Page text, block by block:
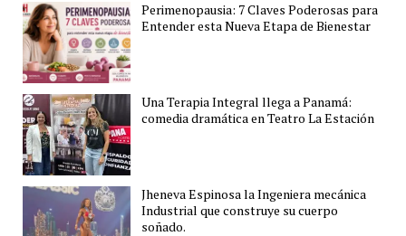
Perimenopausia: 7 Claves Poderosas para
Entender esta Nueva Etapa de Bienestar
Una Terapia Integral llega a Panamá:
comedia dramática en Teatro La Estación
Jheneva Espinosa la Ingeniera mecánica
Industrial que construye su cuerpo
soñado.